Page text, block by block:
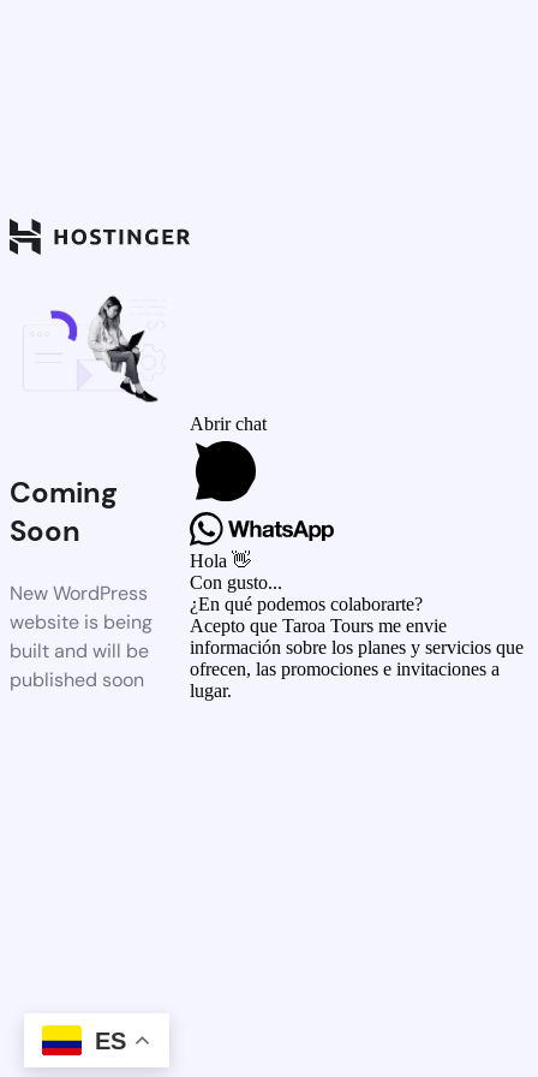
Coming
Soon
New WordPress
website is being
built and will be
published soon
ES
Abrir chat
Hola 👋
Con gusto...
¿En qué podemos colaborarte?
Acepto que Taroa Tours me envie
información sobre los planes y servicios que
ofrecen, las promociones e invitaciones a
lugar.